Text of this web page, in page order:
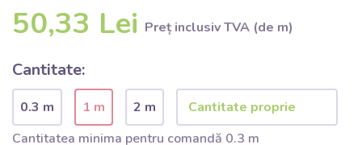
50,33 Lei Preț inclusiv TVA (de m)
Cantitate:
0.3 m 1 m
2 m
Cantitatea minima pentru comandă 0.3 m